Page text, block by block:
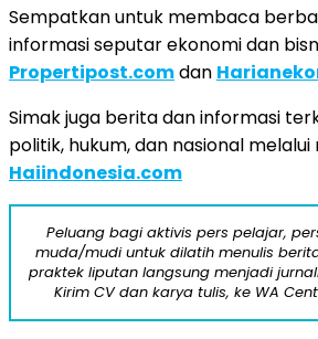
Sempatkan untuk membaca
informasi seputar ekonomi dan
Propertipost.comdan
Simak juga berita dan informasi
politik, hukum, dan nasional melalui
Haiindonesia.com
Peluang bagi aktivis pers pelajar,
muda/mudi untuk dilatih menulis
praktek liputan langsung menjadi
Kirim CV dan karya tulis, ke WA